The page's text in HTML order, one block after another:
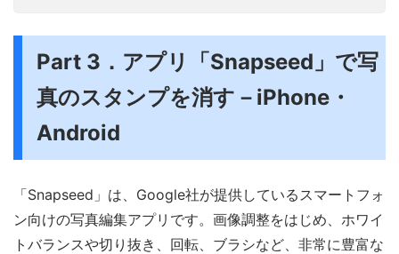
Part 3．アプリ「Snapseed」で写
真のスタンプを消す－iPhone・
Android
「Snapseed」は、Google社が提供しているスマートフォ
ン向けの写真編集アプリです。画像調整をはじめ、ホワイ
トバランスや切り抜き、回転、ブラシなど、非常に豊富な